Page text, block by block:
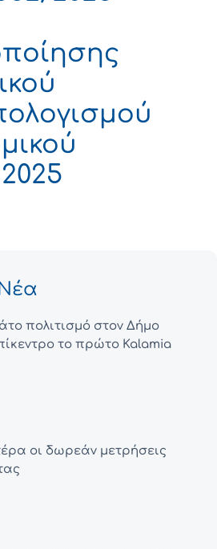
πολιτισμό στον Δήμο
το πρώτο Kalamia
οι δωρεάν μετρήσεις